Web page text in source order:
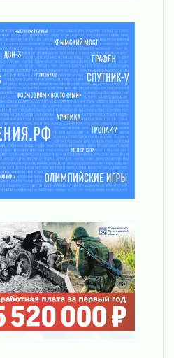
закроют на два
пространства
сможет
от региона
области
но в корзинку пока не
Ленобласти
на 40% за год
в честь дня рождения